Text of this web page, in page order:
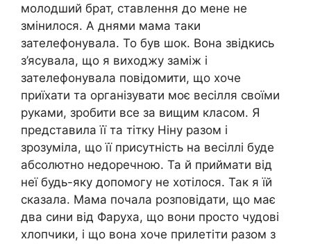
молодший брат, ставлення до мене не
змінилося. А днями мама таки
зателефонувала. То був шок. Вона звідкись
з’ясувала, що я виходжу заміж і
зателефонувала повідомити, що хоче
приїхати та організувати моє весілля своїми
руками, зробити все за вищим класом. Я
представила її та тітку Ніну разом і
зрозуміла, що її присутність на весіллі буде
абсолютно недоречною. Та й приймати від
неї будь-яку допомогу не хотілося. Так я їй
сказала. Мама почала розповідати, що має
два сини від Фаруха, що вони просто чудові
хлопчики, і що вона хоче прилетіти разом з